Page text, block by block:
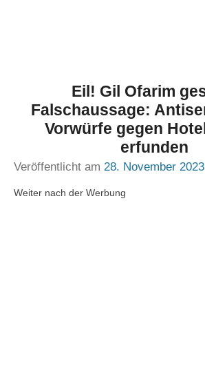
Eil! Gil Ofarim
Falschaussage:
Vorwürfe gegen
erfunden
Veröffentlicht am 28. November 2023
Weiter nach der Werbung